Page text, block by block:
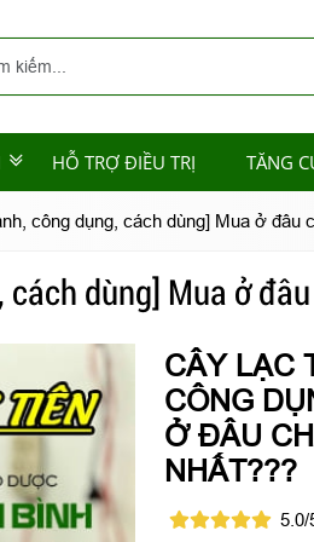
HỖ TRỢ ĐIỀU TRỊ TĂNG
công dụng, cách dùng] Mua ở đâu
dùng] Mua ở
CÂY LẠC
CÔNG
Ở ĐÂU
NHẤT???
5.0/